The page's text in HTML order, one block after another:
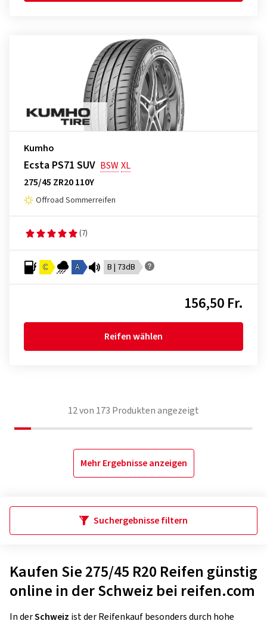
Kumho
Ecsta PS71 SUV BSWXL
275/45 ZR20 110Y
Offroad Sommerreifen
(7)
C A B | 73dB
156,50 Fr.
Reifen wählen
12von 173 Produkten angezeigt
Mehr Ergebnisse anzeigen
Suchergebnisse filtern
Kaufen Sie 275/45 R20 Reifen günstig
online in der Schweiz bei reifen.com
In derSchweiz ist der Reifenkauf besonders durch hohe